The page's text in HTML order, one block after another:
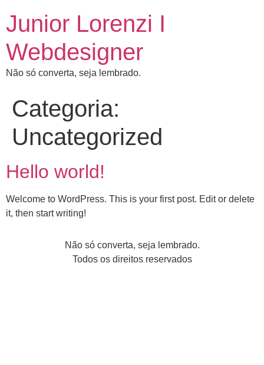
Junior Lorenzi I
Webdesigner
Não só converta, seja lembrado.
Categoria:
Uncategorized
Hello world!
Welcome to WordPress. This is your first post. Edit or delete
it, then start writing!
Não só converta, seja lembrado.
Todos os direitos reservados